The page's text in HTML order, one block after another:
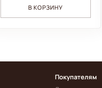
В КОРЗИНУ
Покупателям